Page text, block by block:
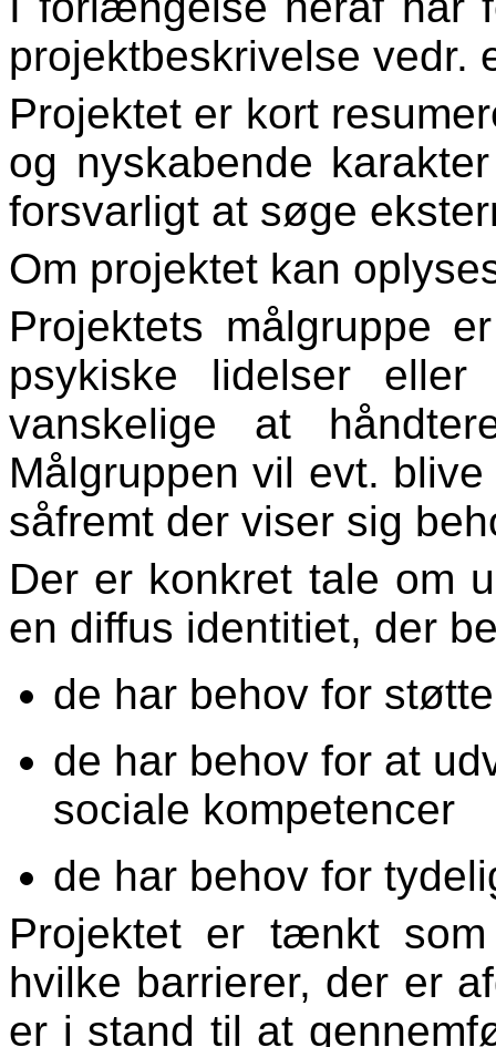
projektbeskrivelse vedr.
Projektet er kort
og nyskabende
forsvarligt at søge
Om projektet kan
Projektets målgruppe
psykiske lidelser
vanskelige at
Målgruppen vil evt.
såfremt der viser sig
Der er konkret tale om
en diffus identitiet, der
de har behov for
de har behov for at
sociale kompetencer
de har behov for
Projektet er tænkt
hvilke barrierer, der er
er i stand til at